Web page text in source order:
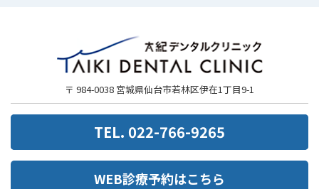
〒 984-0038 宮城県仙台市若林区伊在1丁目9-1
TEL. 022-766-9265
WEB診療予約はこちら